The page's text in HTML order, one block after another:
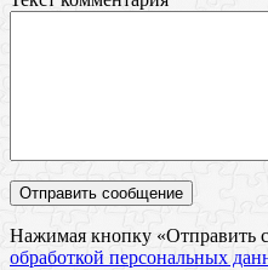
Нажимая кнопку «Отправить
обработкой персональных